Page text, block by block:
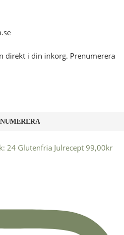
direkt i din inkorg. Prenumerera
24 Glutenfria Julrecept 99,00kr